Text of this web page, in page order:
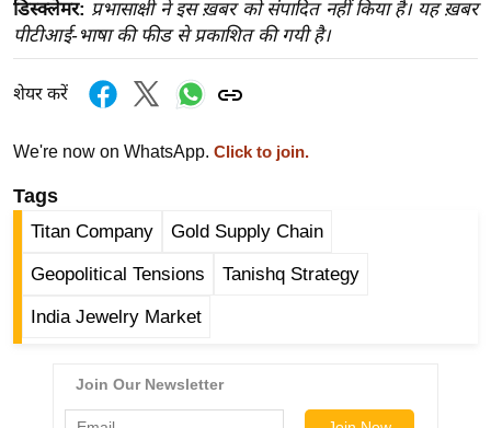
म
नो
रं
ज
ज
त
बॉ
ली
ड
डिस्क्लेमर: प्रभासाक्षी ने इस ख़बर को संपादित नहीं किया है। यह ख़बर
पीटीआई-भाषा की फीड से प्रकाशित की गयी है।
शेयर करें
We're now on WhatsApp. Click to join.
Tags
Titan Company Gold Supply Chain
Geopolitical Tensions Tanishq Strategy
India Jewelry Market